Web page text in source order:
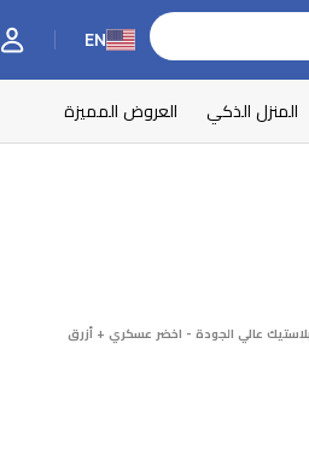
EN
المنزل الذكي العروض المميزة
عالي الجودة - اخضر عسكري + أزرق